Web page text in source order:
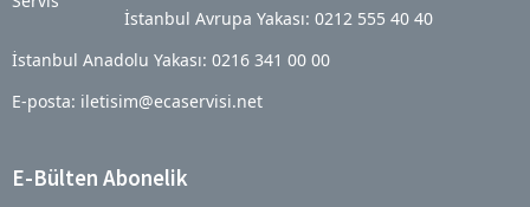
İstanbul Avrupa Yakası: 0212 555 40 40
İstanbul Anadolu Yakası: 0216 341 00 00
E-posta: iletisim@ecaservisi.net
E-Bülten Abonelik